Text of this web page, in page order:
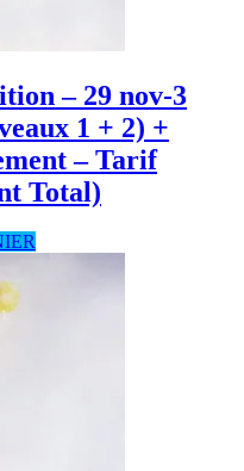
– 29 nov-3
1 + 2) +
– Tarif
Total)